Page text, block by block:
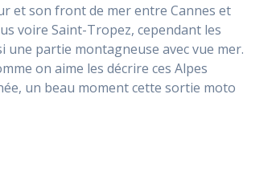
et son front de mer entre Cannes et
voire Saint-Tropez, cependant les
une partie montagneuse avec vue mer.
on aime les décrire ces Alpes
un beau moment cette sortie moto